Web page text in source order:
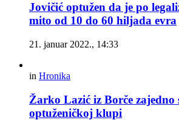
Jovičić optužen da je po
mito od 10 do 60 hiljada evra
21. januar 2022., 14:33
in Hronika
Žarko Lazić iz Borče zajedno
optuženičkoj klupi